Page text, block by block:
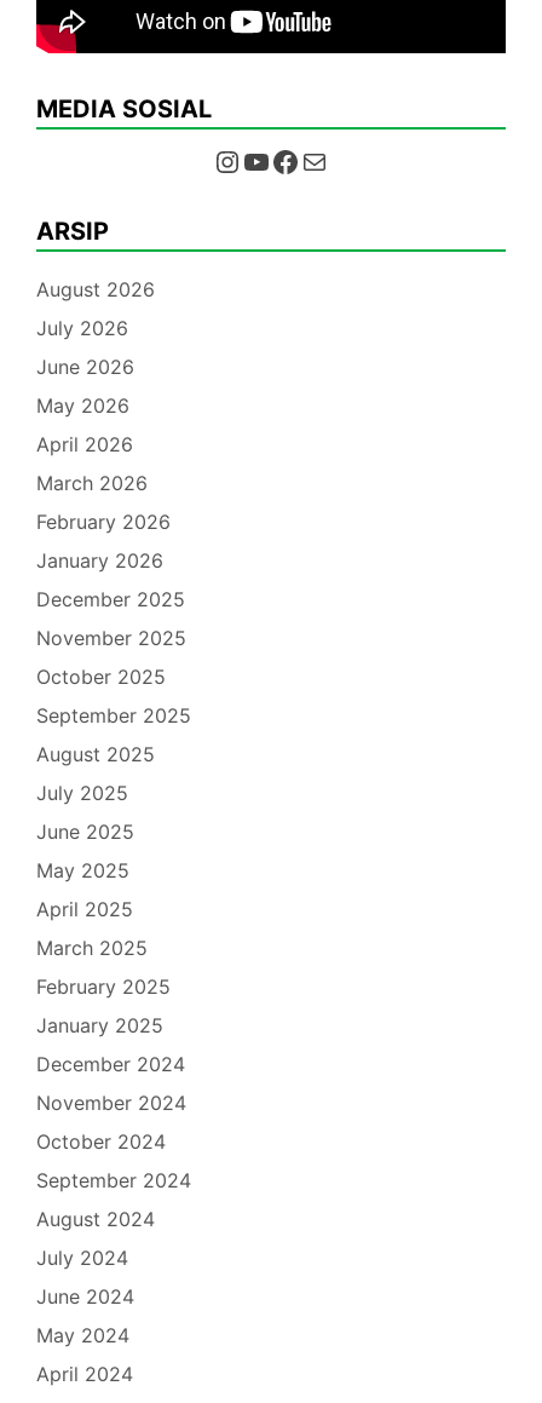
MEDIA SOSIAL
Instagram YouTube Facebook Mail
ARSIP
August 2026
July 2026
June 2026
May 2026
April 2026
March 2026
February 2026
January 2026
December 2025
November 2025
October 2025
September 2025
August 2025
July 2025
June 2025
May 2025
April 2025
March 2025
February 2025
January 2025
December 2024
November 2024
October 2024
September 2024
August 2024
July 2024
June 2024
May 2024
April 2024